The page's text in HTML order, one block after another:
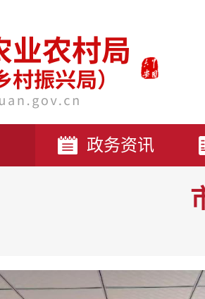
政务资讯